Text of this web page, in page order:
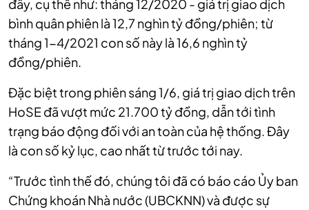
đây, cụ thể như: tháng 12/2020 - giá trị giao dịch
bình quân phiên là 12,7 nghìn tỷ đồng/phiên; từ
tháng 1-4/2021 con số này là 16,6 nghìn tỷ
đồng/phiên.
Đặc biệt trong phiên sáng 1/6, giá trị giao dịch trên
HoSE đã vượt mức 21.700 tỷ đồng, dẫn tới tình
trạng báo động đối với an toàn của hệ thống. Đây
là con số kỷ lục, cao nhất từ trước tới nay.
“Trước tình thế đó, chúng tôi đã có báo cáo Ủy ban
Chứng khoán Nhà nước (UBCKNN) và được sự